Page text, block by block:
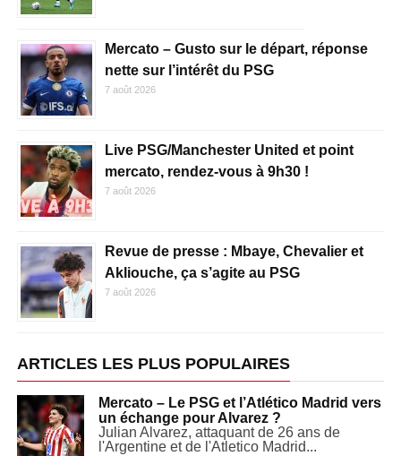
Mercato – Gusto sur le départ, réponse
nette sur l’intérêt du PSG
7 août 2026
Live PSG/Manchester United et point
mercato, rendez-vous à 9h30 !
7 août 2026
Revue de presse : Mbaye, Chevalier et
Akliouche, ça s’agite au PSG
7 août 2026
ARTICLES LES PLUS POPULAIRES
Mercato – Le PSG et l’Atlético Madrid vers
un échange pour Alvarez ?
Julian Alvarez, attaquant de 26 ans de
l'Argentine et de l'Atletico Madrid...